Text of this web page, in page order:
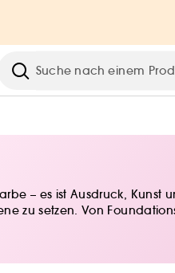
Suche
– es ist Ausdruck,
zu setzen. Von